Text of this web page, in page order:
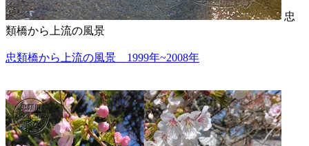
忠
類橋から上流の風景
忠類橋から上流の風景 1999年~2008年